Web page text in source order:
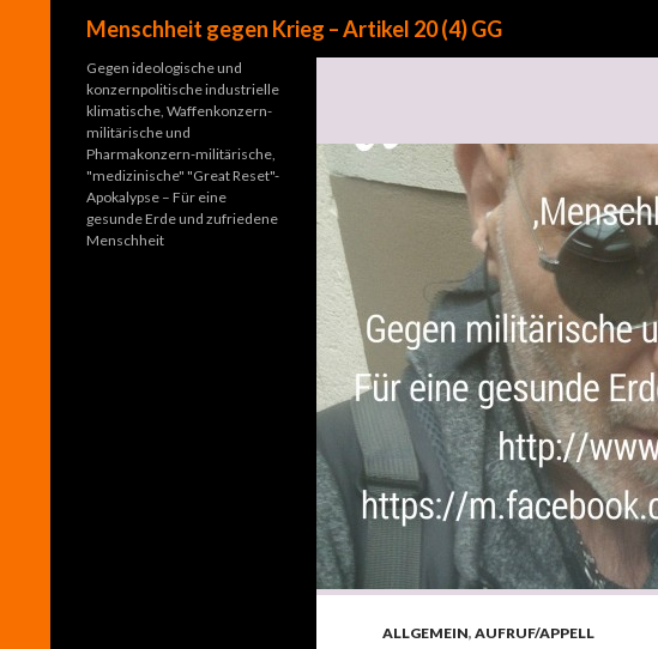
Menschheit gegen Krieg – Artikel 20 (4) GG
ALLGEMEIN, AUFRUF/APPELL
Gegen ideologische und
konzernpolitische industrielle
klimatische, Waffenkonzern-
militärische und
Pharmakonzern-militärische,
"medizinische" "Great Reset"-
Apokalypse – Für eine
gesunde Erde und zufriedene
Menschheit